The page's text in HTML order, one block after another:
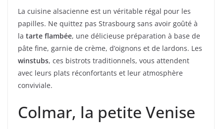
La cuisine alsacienne est un véritable régal pour les
papilles. Ne quittez pas Strasbourg sans avoir goûté à
la tarte flambée, une délicieuse préparation à base de
pâte fine, garnie de crème, d’oignons et de lardons. Les
winstubs, ces bistrots traditionnels, vous attendent
avec leurs plats réconfortants et leur atmosphère
conviviale.
Colmar, la petite Venise